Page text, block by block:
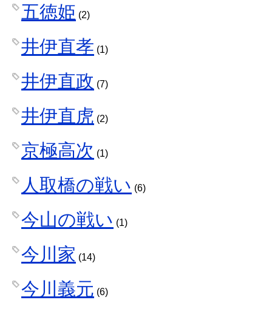
五徳姫 (2)
井伊直孝 (1)
井伊直政 (7)
井伊直虎 (2)
京極高次 (1)
人取橋の戦い (6)
今山の戦い (1)
今川家 (14)
今川義元 (6)